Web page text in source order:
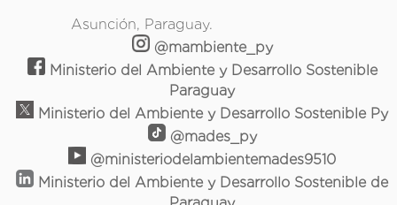
Asunción, Paraguay.
@mambiente_py
Ministerio del Ambiente y Desarrollo Sostenible
Paraguay
Ministerio del Ambiente y Desarrollo Sostenible Py
@mades_py
@ministeriodelambientemades9510
Ministerio del Ambiente y Desarrollo Sostenible de